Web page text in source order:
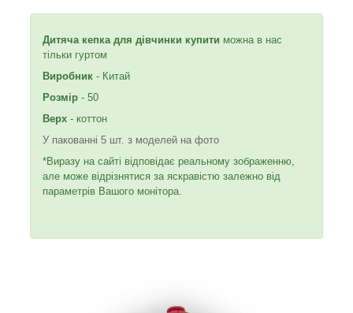
Дитяча кепка для дівчинки купити можна в нас
тільки гуртом
Виробник - Китай
Розмір - 50
Верх - коттон
У пакованні 5 шт. з моделей на фото
*Виразу на сайті відповідає реальному зображенню,
але може відрізнятися за яскравістю залежно від
параметрів Вашого монітора.